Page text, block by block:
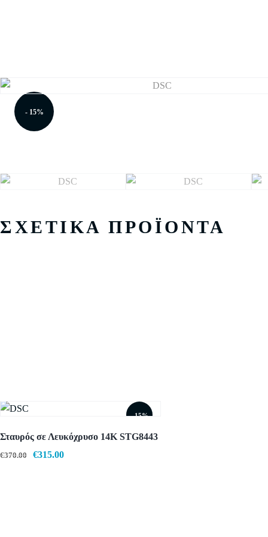
- 15%
ΣΧΕΤΙΚΆ ΠΡΟΪΌΝΤΑ
- 15%
Σταυρός σε Λευκόχρυσο 14Κ STG8443
€370.00
Original
€315.00